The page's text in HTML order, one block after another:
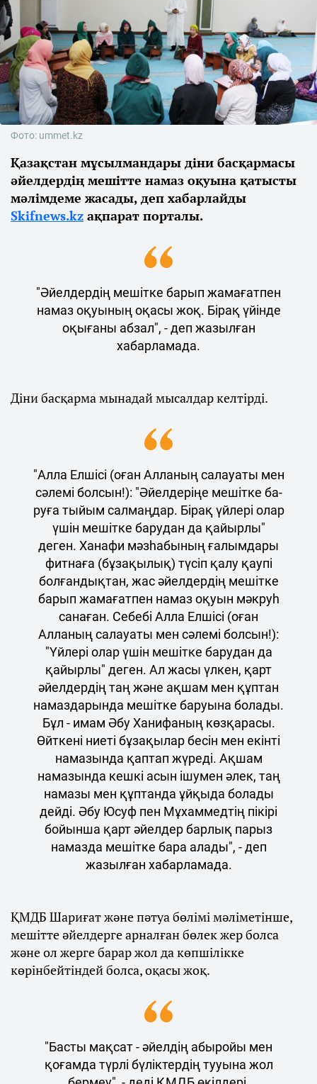
Фото: ummet.kz
Қазақстан мұсылмандары діни басқармасы
әйелдердің мешітте намаз оқуына қатысты
мәлімдеме жасады, деп хабарлайды
Skifnews.kz ақпарат порталы.
"Әйелдердің мешітке барып жамағатпен
намаз оқуының оқасы жоқ. Бірақ үйінде
оқығаны абзал", - деп жазылған
хабарламада.
Діни басқарма мынадай мысалдар келтірді.
"Алла Елшісі (оған Алланың салауаты мен
сәлемі болсын!): "Әйел­деріңе ме­шіт­ке ба­
руға тыйым салмаңдар. Бі­рақ үйле­рі олар
үшін ме­шіт­ке ба­ру­дан да қайырлы"
деген. Ханафи мәзһабының ғалымдары
фитнаға (бұзақылық) түсіп қалу қаупі
болғандықтан, жас әйелдердің мешітке
барып жамағатпен намаз оқуын мәкруһ
санаған. Себебі Алла Елшісі (оған
Алланың салауаты мен сәлемі болсын!):
"Үйле­рі олар үшін ме­шіт­ке ба­ру­дан да
қайырлы" деген. Ал жасы үлкен, қарт
әйелдердің таң және ақшам мен құптан
намаздарында мешітке баруына болады.
Бұл - имам Әбу Ханифаның көзқарасы.
Өйткені ниеті бұзақылар бесін мен екінті
намазында қаптап жүреді. Ақшам
намазында кешкі асын ішумен әлек, таң
намазы мен құптанда ұйқыда болады
дейді. Әбу Юсуф пен Мұхаммедтің пікірі
бойынша қарт әйелдер барлық парыз
намазда мешітке бара алады", - деп
жазылған хабарламада.
ҚМДБ Шариғат және пәтуа бөлімі мәліметінше,
мешітте әйелдерге арналған бөлек жер болса
және ол жерге барар жол да көпшілікке
көрінбейтіндей болса, оқасы жоқ.
"Басты мақсат - әйелдің абыройы мен
қоғамда түрлі бүліктердің тууына жол